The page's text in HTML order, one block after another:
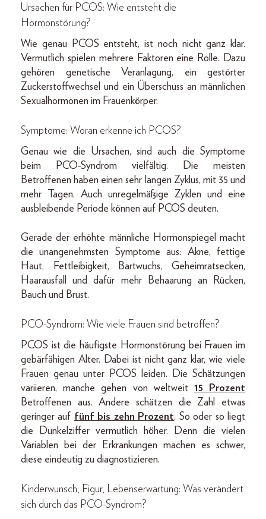
Ursachen für PCOS: Wie entsteht die
Hormonstörung?
Wie genau PCOS entsteht, ist noch nicht ganz klar.
Vermutlich spielen mehrere Faktoren eine Rolle. Dazu
gehören genetische Veranlagung, ein gestörter
Zuckerstoffwechsel und ein Überschuss an männlichen
Sexualhormonen im Frauenkörper.
Symptome: Woran erkenne ich PCOS?
Genau wie die Ursachen, sind auch die Symptome
beim PCO-Syndrom vielfältig. Die meisten
Betroffenen haben einen sehr langen Zyklus, mit 35 und
mehr Tagen. Auch unregelmäßige Zyklen und eine
ausbleibende Periode können auf PCOS deuten.
Gerade der erhöhte männliche Hormonspiegel macht
die unangenehmsten Symptome aus: Akne, fettige
Haut, Fettleibigkeit, Bartwuchs, Geheimratsecken,
Haarausfall und dafür mehr Behaarung an Rücken,
Bauch und Brust.
PCO-Syndrom: Wie viele Frauen sind betroffen?
PCOS ist die häufigste Hormonstörung bei Frauen im
gebärfähigen Alter. Dabei ist nicht ganz klar, wie viele
Frauen genau unter PCOS leiden. Die Schätzungen
variieren, manche gehen von weltweit 15 Prozent
Betroffenen aus. Andere schätzen die Zahl etwas
geringer auf fünf bis zehn Prozent. So oder so liegt
die Dunkelziffer vermutlich höher. Denn die vielen
Variablen bei der Erkrankungen machen es schwer,
diese eindeutig zu diagnostizieren.
Kinderwunsch, Figur, Lebenserwartung: Was verändert
sich durch das PCO-Syndrom?